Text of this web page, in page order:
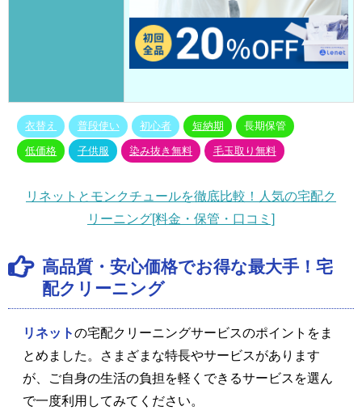
衣替え 普段使い 初心者 短納期 長期保管
低価格 子供服 染み抜き無料 毛玉取り無料
リネットとモンクチュールを徹底比較！人気の宅配ク
リーニング[料金・保管・口コミ]
高品質・安心価格でお得な最大手！宅
配クリーニング
リネットの宅配クリーニングサービスのポイントをま
とめました。さまざまな特長やサービスがあります
が、ご自身の生活の負担を軽くできるサービスを選ん
で一度利用してみてください。